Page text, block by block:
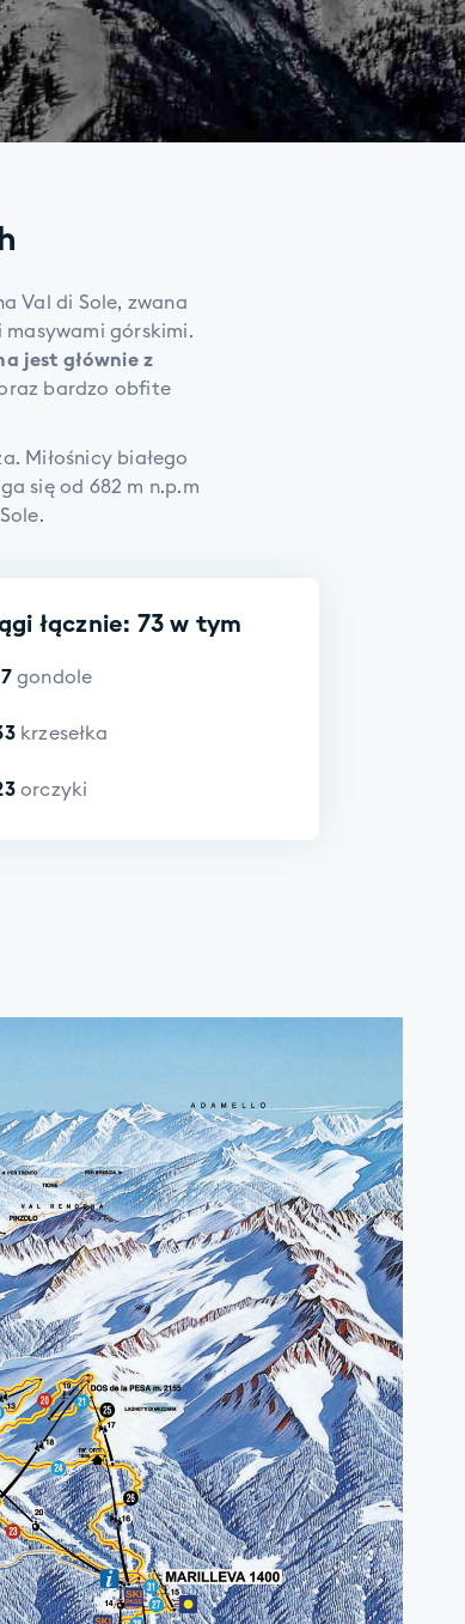
Val di Sole, zwana
masywami górskimi.
jest głównie z
oraz bardzo obfite
Miłośnicy białego
się od 682 m n.p.m
łącznie: 73 w tym
gondole
krzesełka
orczyki